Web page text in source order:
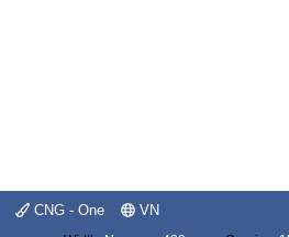
CNG - One VN